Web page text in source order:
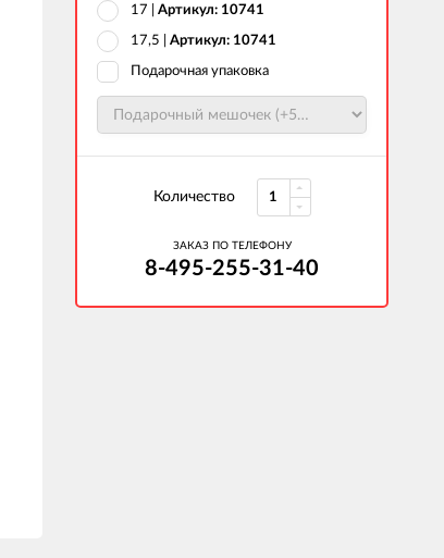
17 | Артикул: 10741
17,5 | Артикул: 10741
Подарочная упаковка
Количество
ЗАКАЗ ПО ТЕЛЕФОНУ
8-495-255-31-40